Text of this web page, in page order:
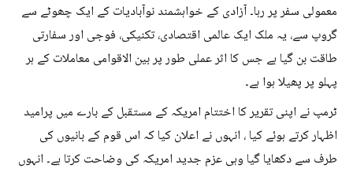
معمولی سفر پر رہا۔ آزادی کے خواہشمند نوآبادیات کے ایک چھوٹے سے
گروپ سے، یہ ملک ایک عالمی اقتصادی، تکنیکی، فوجی اور سفارتی
طاقت بن گیا ہے جس کا اثر عملی طور پر بین الاقوامی معاملات کے ہر
پہلو پر پھیلا ہوا ہے۔
ٹرمپ نے اپنی تقریر کا اختتام امریکہ کے مستقبل کے بارے میں پرامید
اظہار کرتے ہوئے کیا ، انہوں نے اعلان کیا کہ اس قوم کے بانیوں کی
طرف سے دکھایا گیا وہی عزم جدید امریکہ کی وضاحت کرتا ہے۔ انہوں